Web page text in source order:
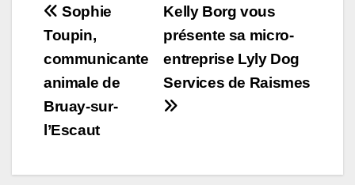
Navigation
de
l’article
Kelly Borg vous
présente sa micro-
entreprise Lyly Dog
Services de Raismes
Sophie
Toupin,
communicante
animale de
Bruay-sur-
l’Escaut